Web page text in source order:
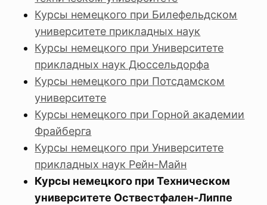
Курсы немецкого при Билефельдском
университете прикладных наук
Курсы немецкого при Университете
прикладных наук Дюссельдорфа
Курсы немецкого при Потсдамском
университете
Курсы немецкого при Горной академии
Фрайберга
Курсы немецкого при Университете
прикладных наук Рейн-Майн
Курсы немецкого при Техническом
университете Оствестфален-Липпе